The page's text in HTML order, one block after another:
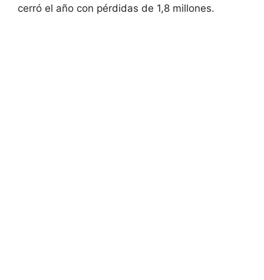
cerró el año con pérdidas de 1,8 millones.